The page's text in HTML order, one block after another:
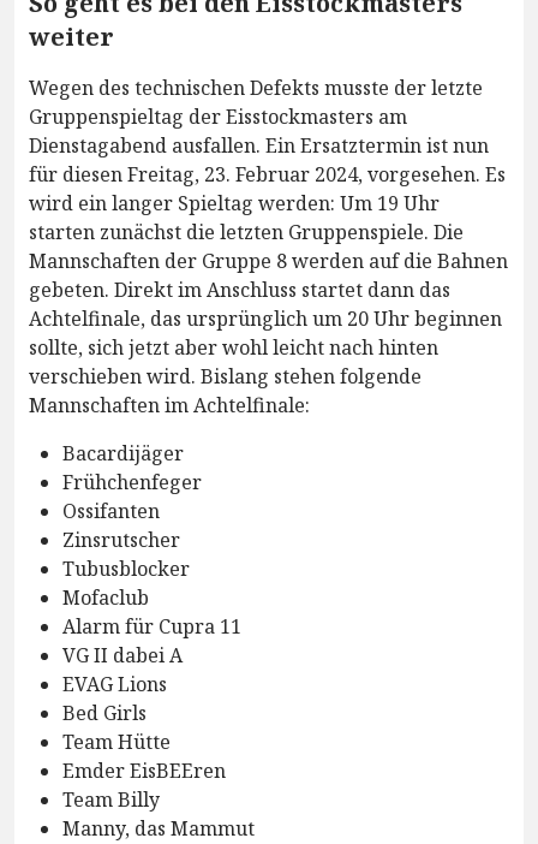
weiter
Wegen des technischen Defekts musste der letzte
Gruppenspieltag der Eisstockmasters am
Dienstagabend ausfallen. Ein Ersatztermin ist nun
für diesen Freitag, 23. Februar 2024, vorgesehen. Es
wird ein langer Spieltag werden: Um 19 Uhr
starten zunächst die letzten Gruppenspiele. Die
Mannschaften der Gruppe 8 werden auf die Bahnen
gebeten. Direkt im Anschluss startet dann das
Achtelfinale, das ursprünglich um 20 Uhr beginnen
sollte, sich jetzt aber wohl leicht nach hinten
verschieben wird. Bislang stehen folgende
Mannschaften im Achtelfinale:
Bacardijäger
Frühchenfeger
Ossifanten
Zinsrutscher
Tubusblocker
Mofaclub
Alarm für Cupra 11
VG II dabei A
EVAG Lions
Bed Girls
Team Hütte
Emder EisBEEren
Team Billy
Manny, das Mammut